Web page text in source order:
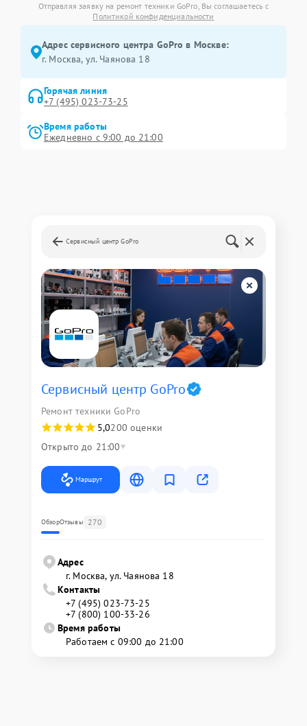
Отправляя заявку на ремонт техники GoPro, Вы соглашаетесь с
Политикой конфиденциальности
Адрес сервисного центра GoPro в Москве:
г. Москва, ул. Чаянова 18
Горячая линия
+7 (495) 023-73-25
Время работы
Ежедневно с 9:00 до 21:00
Сервисный центр GoPro
Сервисный центр GoPro
Ремонт техники GoPro
5,0200 оценки
Открыто до 21:00
Маршрут
ОбзорОтзывы 270
Адрес
г. Москва, ул. Чаянова 18
Контакты
+7 (495) 023-73-25
+7 (800) 100-33-26
Время работы
Работаем с 09:00 до 21:00